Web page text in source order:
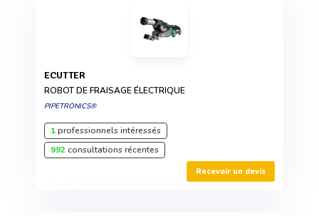
ECUTTER
ROBOT DE FRAISAGE ÉLECTRIQUE
PIPETRONICS®
1professionnels intéressés
992consultations récentes
Recevoir un devis